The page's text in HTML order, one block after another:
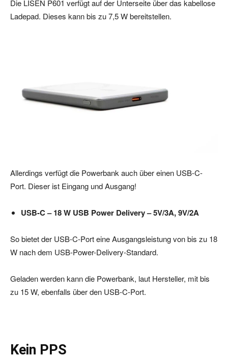
Die LISEN P601 verfügt auf der Unterseite über das kabellose
Ladepad. Dieses kann bis zu 7,5 W bereitstellen.
Allerdings verfügt die Powerbank auch über einen USB-C-
Port. Dieser ist Eingang und Ausgang!
USB-C – 18 W USB Power Delivery – 5V/3A, 9V/2A
So bietet der USB-C-Port eine Ausgangsleistung von bis zu 18
W nach dem USB-Power-Delivery-Standard.
Geladen werden kann die Powerbank, laut Hersteller, mit bis
zu 15 W, ebenfalls über den USB-C-Port.
Kein PPS